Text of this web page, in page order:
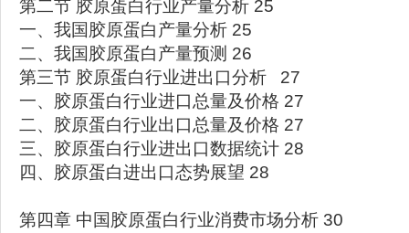
第二节 胶原蛋白行业产量分析 25
一、我国胶原蛋白产量分析 25
二、我国胶原蛋白产量预测 26
第三节 胶原蛋白行业进出口分析 27
一、胶原蛋白行业进口总量及价格 27
二、胶原蛋白行业出口总量及价格 27
三、胶原蛋白行业进出口数据统计 28
四、胶原蛋白进出口态势展望 28
第四章 中国胶原蛋白行业消费市场分析 30